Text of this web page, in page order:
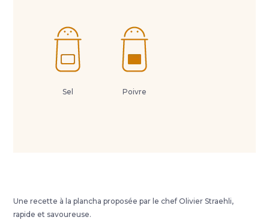
Sel Poivre
Une recette à la plancha proposée par le chef Olivier Straehli,
rapide et savoureuse.